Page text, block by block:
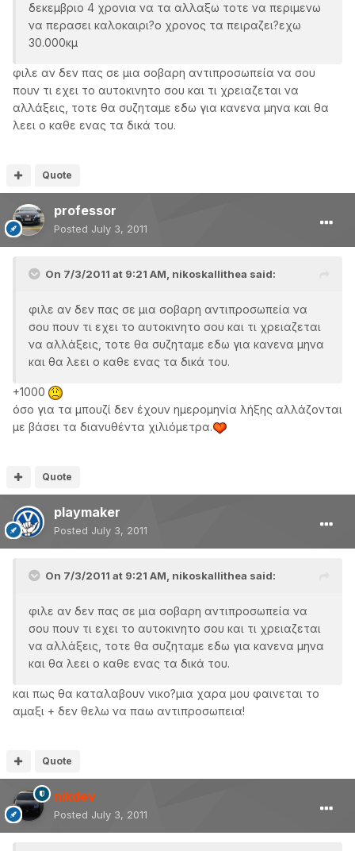
δεκεμβριο 4 χρονια να τα αλλαξω τοτε να περιμενω
να περασει καλοκαιρι?ο χρονος τα πειραζει?εχω
30.000κμ
φιλε αν δεν πας σε μια σοβαρη αντιπροσωπεία να σου
πουν τι εχει το αυτοκινητο σου και τι χρειαζεται να
αλλάξεις, τοτε θα συζηταμε εδω για κανενα μηνα και θα
λεει ο καθε ενας τα δικά του.
Quote
professor
Posted July 3, 2011
On 7/3/2011 at 9:21 AM, nikoskallithea said:
φιλε αν δεν πας σε μια σοβαρη αντιπροσωπεία να
σου πουν τι εχει το αυτοκινητο σου και τι χρειαζεται
να αλλάξεις, τοτε θα συζηταμε εδω για κανενα μηνα
και θα λεει ο καθε ενας τα δικά του.
+1000
όσο για τα μπουζί δεν έχουν ημερομηνία λήξης αλλάζονται
με βάσει τα διανυθέντα χιλιόμετρα.
Quote
playmaker
Posted July 3, 2011
On 7/3/2011 at 9:21 AM, nikoskallithea said:
φιλε αν δεν πας σε μια σοβαρη αντιπροσωπεία να
σου πουν τι εχει το αυτοκινητο σου και τι χρειαζεται
να αλλάξεις, τοτε θα συζηταμε εδω για κανενα μηνα
και θα λεει ο καθε ενας τα δικά του.
και πως θα καταλαβουν νικο?μια χαρα μου φαινεται το
αμαξι + δεν θελω να παω αντιπροσωπεια!
Quote
nikdev
Posted July 3, 2011